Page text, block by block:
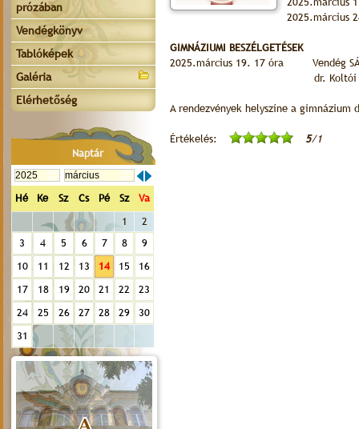
prózában
Vendégkönyv
Tablóképek
Galéria
Elérhetőség
Naptár
Hé Ke Sz Cs Pé Sz
Va
1
2
3
4 5 6 7 8
9
10
11 12 13 14 15
16
17
18 19 20 21 22
23
24
25 26 27 28 29
30
31
GIMNÁZIUMI BESZÉLGETÉSEK
2025.március 19. 17 óra Vendég
dr. Koltói
A rendezvények helyszíne a gimnázium
Értékelés: 5/1